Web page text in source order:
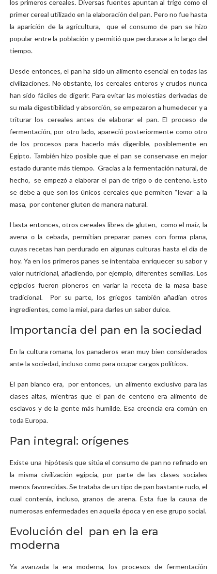
los primeros cereales. Diversas fuentes apuntan al trigo como el
primer cereal utilizado en la elaboración del pan. Pero no fue hasta
la aparición de la agricultura, que el consumo de pan se hizo
popular entre la población y permitió que perdurase a lo largo del
tiempo.
Desde entonces, el pan ha sido un alimento esencial en todas las
civilizaciones. No obstante, los cereales enteros y crudos nunca
han sido fáciles de digerir. Para evitar las molestias derivadas de
su mala digestibilidad y absorción, se empezaron a humedecer y a
triturar los cereales antes de elaborar el pan. El proceso de
fermentación, por otro lado, apareció posteriormente como otro
de los procesos para hacerlo más digerible, posiblemente en
Egipto. También hizo posible que el pan se conservase en mejor
estado durante más tiempo. Gracias a la fermentación natural, de
hecho, se empezó a elaborar el pan de trigo o de centeno. Esto
se debe a que son los únicos cereales que permiten “levar” a la
masa, por contener gluten de manera natural.
Hasta entonces, otros cereales libres de gluten, como el maíz, la
avena o la cebada, permitían preparar panes con forma plana,
cuyas recetas han perdurado en algunas culturas hasta el día de
hoy. Ya en los primeros panes se intentaba enriquecer su sabor y
valor nutricional, añadiendo, por ejemplo, diferentes semillas. Los
egipcios fueron pioneros en variar la receta de la masa base
tradicional. Por su parte, los griegos también añadían otros
ingredientes, como la miel, para darles un sabor dulce.
Importancia del pan en la sociedad
En la cultura romana, los panaderos eran muy bien considerados
ante la sociedad, incluso como para ocupar cargos políticos.
El pan blanco era, por entonces, un alimento exclusivo para las
clases altas, mientras que el pan de centeno era alimento de
esclavos y de la gente más humilde. Esa creencia era común en
toda Europa.
Pan integral: orígenes
Existe una hipótesis que sitúa el consumo de pan no refinado en
la misma civilización egipcia, por parte de las clases sociales
menos favorecidas. Se trataba de un tipo de pan bastante rudo, el
cual contenía, incluso, granos de arena. Esta fue la causa de
numerosas enfermedades en aquella época y en ese grupo social.
Evolución del pan en la era
moderna
Ya avanzada la era moderna, los procesos de fermentación